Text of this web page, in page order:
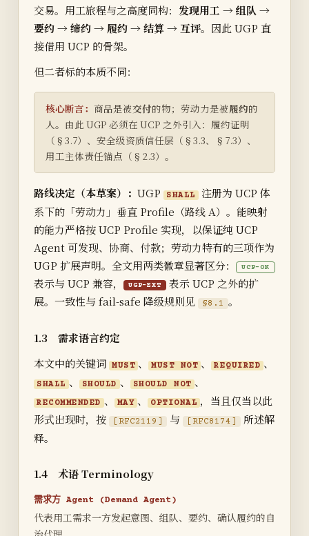
交易。用工旅程与之高度同构： 发现用工 → 组队 →
要约 → 缔约 → 履约 → 结算 → 互评。因此 UGP 直
接借用 UCP 的骨架。
但二者标的本质不同：
核心断言： 商品是被交付的物；劳动力是被履约的
人。由此 UGP 必须在 UCP 之外引入：履约证明
（§3.7）、安全级资质信任层（§3.3、§7.3）、
用工主体责任锚点（§2.3）。
路线决定（本草案）： UGP SHALL 注册为 UCP 体
系下的「劳动力」垂直 Profile（路线 A）。能映射
的能力严格按 UCP Profile 实现，以保证纯 UCP
Agent 可发现、协商、付款；劳动力特有的三项作为
UGP 扩展声明。全文用两类徽章显著区分：
UCP-OK
表示与 UCP 兼容， UGP-EXT
表示 UCP 之外的扩
展。一致性与 fail-safe 降级规则见
§8.1 。
1.3 需求语言约定
本文中的关键词 MUST 、 MUST NOT 、 REQUIRED 、
SHALL 、 SHOULD 、 SHOULD NOT 、
RECOMMENDED 、 MAY 、 OPTIONAL ，当且仅当以此
形式出现时，按
[RFC2119] 与 [RFC8174]
所述解
释。
1.4 术语 Terminology
需求方 Agent (Demand Agent)
代表用工需求一方发起意图、组队、要约、确认履约的自